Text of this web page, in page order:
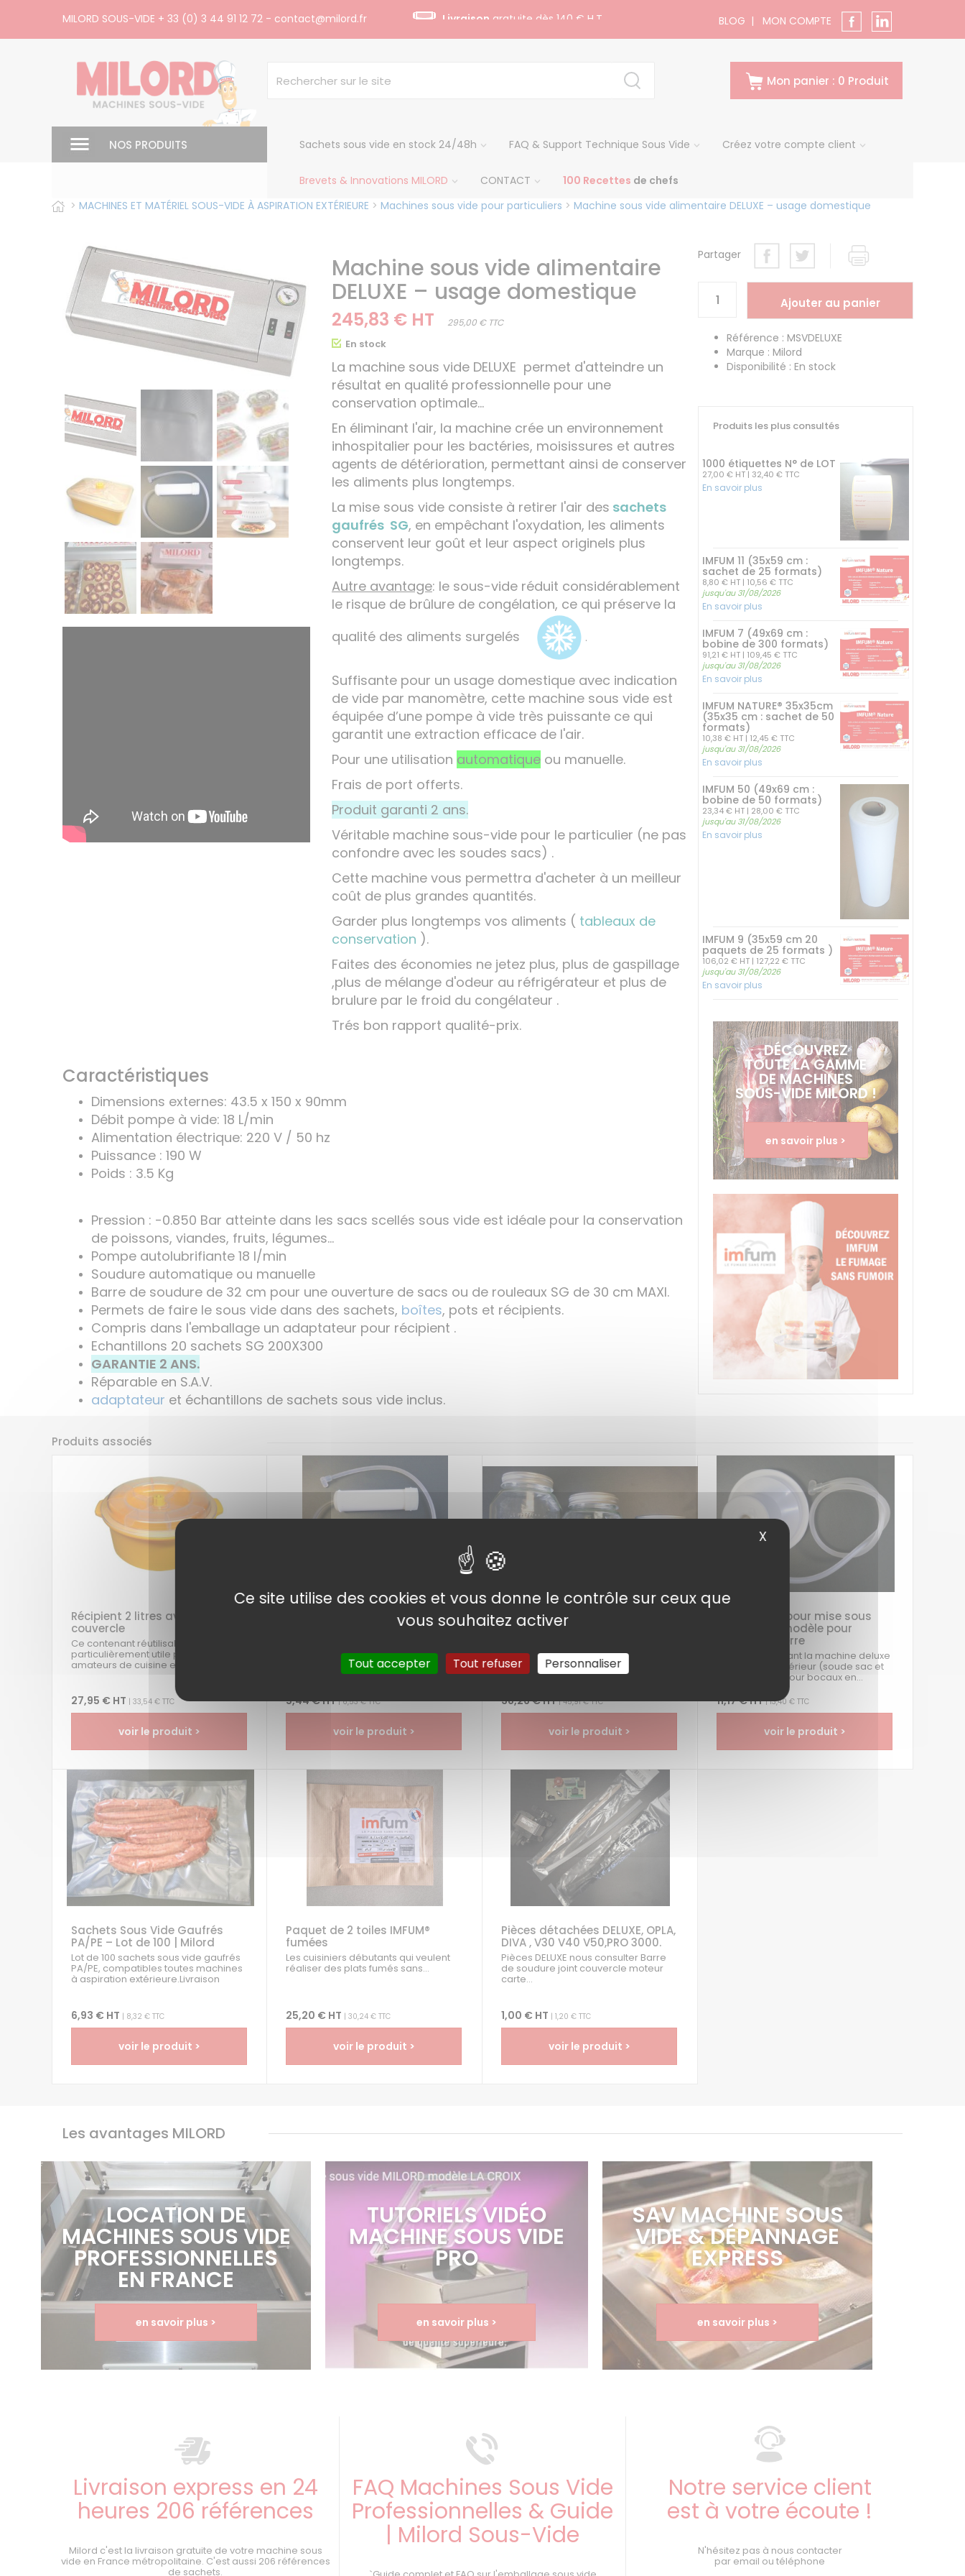
MILORD SOUS-VIDE + 33 (0) 3 44 91 12 72 - contact@milord.fr Livraison gratuite dès 140 € H.T BLOG | MON COMPTE
Mon panier : 0 Produit
NOS PRODUITS Sachets sous vide en stock 24/48h FAQ & Support Technique Sous Vide Créez votre compte client
Brevets & Innovations MILORD CONTACT 100 Recettes de chefs
> MACHINES ET MATÉRIEL SOUS-VIDE À ASPIRATION EXTÉRIEURE > Machines sous vide pour particuliers > Machine sous vide alimentaire DELUXE – usage domestique
Machine sous vide alimentaire
DELUXE – usage domestique
245,83 € HT 295,00 € TTC
En stock
La machine sous vide DELUXE permet d'atteindre un
résultat en qualité professionnelle pour une
conservation optimale...
En éliminant l'air, la machine crée un environnement
inhospitalier pour les bactéries, moisissures et autres
agents de détérioration, permettant ainsi de conserver
les aliments plus longtemps.
La mise sous vide consiste à retirer l'air des sachets
gaufrés SG, en empêchant l'oxydation, les aliments
conservent leur goût et leur aspect originels plus
longtemps.
Autre avantage: le sous-vide réduit considérablement
le risque de brûlure de congélation, ce qui préserve la
qualité des aliments surgelés
.
Suffisante pour un usage domestique avec indication
de vide par manomètre, cette machine sous vide est
équipée d’une pompe à vide très puissante ce qui
garantit une extraction efficace de l'air.
Pour une utilisation automatique ou manuelle.
Frais de port offerts.
Produit garanti 2 ans.
Véritable machine sous-vide pour le particulier (ne pas
confondre avec les soudes sacs) .
Cette machine vous permettra d'acheter à un meilleur
coût de plus grandes quantités.
Garder plus longtemps vos aliments ( tableaux de
conservation ).
Faites des économies ne jetez plus, plus de gaspillage
,plus de mélange d'odeur au réfrigérateur et plus de
brulure par le froid du congélateur .
Trés bon rapport qualité-prix.
Caractéristiques
Dimensions externes: 43.5 x 150 x 90mm
Débit pompe à vide: 18 L/min
Alimentation électrique: 220 V / 50 hz
Puissance : 190 W
Poids : 3.5 Kg
Pression : -0.850 Bar atteinte dans les sacs scellés sous vide est idéale pour la conservation
de poissons, viandes, fruits, légumes...
Pompe autolubrifiante 18 l/min
Soudure automatique ou manuelle
Barre de soudure de 32 cm pour une ouverture de sacs ou de rouleaux SG de 30 cm MAXI.
Permets de faire le sous vide dans des sachets, boîtes, pots et récipients.
Compris dans l'emballage un adaptateur pour récipient .
Echantillons 20 sachets SG 200X300
GARANTIE 2 ANS.
Réparable en S.A.V.
adaptateur et échantillons de sachets sous vide inclus.
Partager
Référence : MSVDELUXE
Marque : Milord
Disponibilité : En stock
Produits les plus consultés
1000 étiquettes N° de LOT
27,00 € HT | 32,40 € TTC
En savoir plus
IMFUM 11 (35x59 cm :
sachet de 25 formats)
8,80 € HT | 10,56 € TTC
jusqu'au 31/08/2026
En savoir plus
IMFUM 7 (49x69 cm :
bobine de 300 formats)
91,21 € HT | 109,45 € TTC
jusqu'au 31/08/2026
En savoir plus
IMFUM NATURE® 35x35cm
(35x35 cm : sachet de 50
formats)
10,38 € HT | 12,45 € TTC
jusqu'au 31/08/2026
En savoir plus
IMFUM 50 (49x69 cm :
bobine de 50 formats)
23,34 € HT | 28,00 € TTC
jusqu'au 31/08/2026
En savoir plus
IMFUM 9 (35x59 cm 20
paquets de 25 formats )
106,02 € HT | 127,22 € TTC
jusqu'au 31/08/2026
En savoir plus
DÉCOUVREZ
TOUTE LA GAMME
DE MACHINES
SOUS-VIDE MILORD !
en savoir plus >
Produits associés
Récipient 2 litres avec
couvercle
Ce contenant réutilisable est
particulièrement utile pour les
amateurs de cuisine et pour ceux qui
27,95 € HT | 33,54 € TTC
voir le produit >
Adaptateur Sous Vide Petit
Modèle | Compatibilité
"Ne bloquez plus sur la compatibilité !
Cet adaptateur petit modèle est
l'accessoire indispensable pour
5,44 € HT| 6,53 € TTC
voir le produit >
6 pots en verre - 1 litre
hygiéniques et esthétiques, parfaites
pour une...
38,26 € HT| 45,91 € TTC
voir le produit >
Adaptateur pour mise sous
vide grand modèle pour
bocaux en verre
Adaptateur reliant la machine deluxe
à aspiration extérieur (soude sac et
sous videuse)pour bocaux en...
11,17 € HT| 13,40 € TTC
voir le produit >
Sachets Sous Vide Gaufrés
PA/PE – Lot de 100 | Milord
Lot de 100 sachets sous vide gaufrés
PA/PE, compatibles toutes machines
à aspiration extérieure.Livraison
6,93 € HT | 8,32 € TTC
voir le produit >
Paquet de 2 toiles IMFUM®
fumées
Les cuisiniers débutants qui veulent
réaliser des plats fumés sans...
25,20 € HT | 30,24 € TTC
voir le produit >
Pièces détachées DELUXE, OPLA,
DIVA , V30 V40 V50,PRO 3000.
Pièces DELUXE nous consulter Barre
de soudure joint couvercle moteur
carte...
1,00 € HT | 1,20 € TTC
voir le produit >
Les avantages MILORD
LOCATION DE
MACHINES SOUS VIDE
PROFESSIONNELLES
EN FRANCE
en savoir plus >
TUTORIELS VIDÉO
MACHINE SOUS VIDE
PRO
en savoir plus >
SAV MACHINE SOUS
VIDE & DÉPANNAGE
EXPRESS
en savoir plus >
Livraison express en 24
heures 206 références
Milord c'est la livraison gratuite de votre machine sous
vide en France métropolitaine. C'est aussi 206 références
de sachets.
FAQ Machines Sous Vide
Professionnelles & Guide
| Milord Sous-Vide
Notre service client
est à votre écoute !
N'hésitez pas à nous contacter
par email ou téléphone
Ce site utilise des cookies et vous donne le contrôle sur ceux que
vous souhaitez activer
Tout accepter Tout refuser Personnaliser
X Masquer le bandeau des